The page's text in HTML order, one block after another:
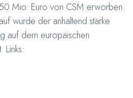
Mio. Euro von CSM erworben.
wurde der anhaltend starke
auf dem europäischen
Links: